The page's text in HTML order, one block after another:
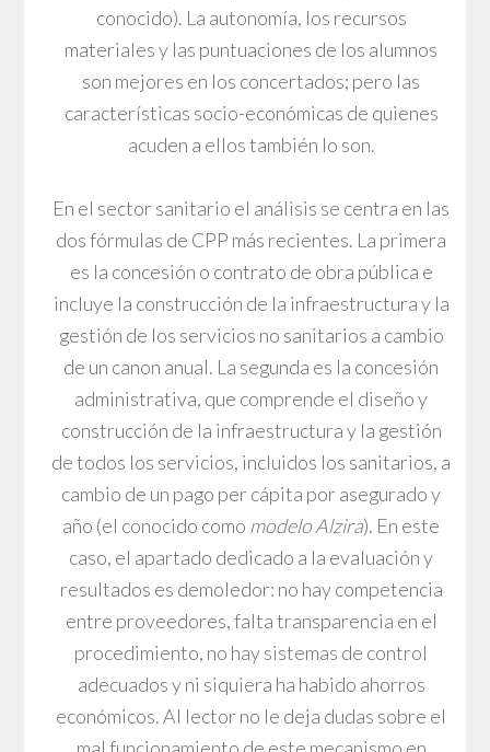
conocido). La autonomía, los recursos
materiales y las puntuaciones de los alumnos
son mejores en los concertados; pero las
características socio-económicas de quienes
acuden a ellos también lo son.
En el sector sanitario el análisis se centra en las
dos fórmulas de CPP más recientes. La primera
es la concesión o contrato de obra pública e
incluye la construcción de la infraestructura y la
gestión de los servicios no sanitarios a cambio
de un canon anual. La segunda es la concesión
administrativa, que comprende el diseño y
construcción de la infraestructura y la gestión
de todos los servicios, incluidos los sanitarios, a
cambio de un pago per cápita por asegurado y
año (el conocido como modelo Alzira). En este
caso, el apartado dedicado a la evaluación y
resultados es demoledor: no hay competencia
entre proveedores, falta transparencia en el
procedimiento, no hay sistemas de control
adecuados y ni siquiera ha habido ahorros
económicos. Al lector no le deja dudas sobre el